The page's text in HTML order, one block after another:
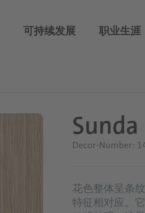
可持续发展 职业生涯
Sunda
Decor-Number:
花色整体呈条
特征相对应。